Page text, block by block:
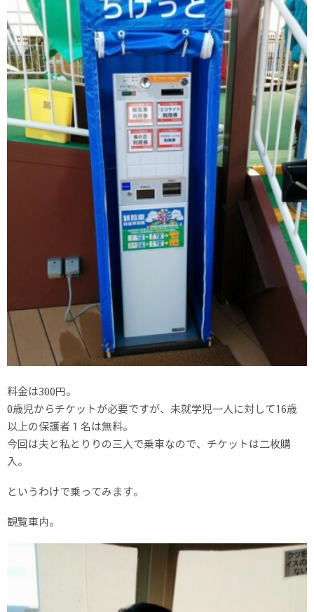
料金は300円。
0歳児からチケットが必要ですが、未就学児一人に対して16歳
以上の保護者１名は無料。
今回は夫と私とりりの三人で乗車なので、チケットは二枚購
入。
というわけで乗ってみます。
観覧車内。